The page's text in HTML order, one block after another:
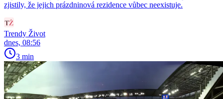
zjistily, že jejich prázdninová rezidence vůbec neexistuje.
Trendy Život
dnes, 08:56
3 min